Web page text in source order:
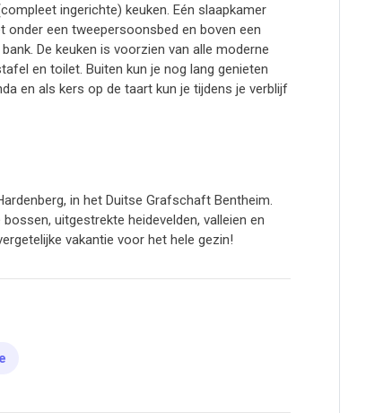
ingerichte) keuken. Eén slaapkamer
een tweepersoonsbed en boven een
De keuken is voorzien van alle moderne
en toilet. Buiten kun je nog lang genieten
en als kers op de taart kun je tijdens je verblijf
in het Duitse Grafschaft Bentheim.
uitgestrekte heidevelden, valleien en
vakantie voor het hele gezin!